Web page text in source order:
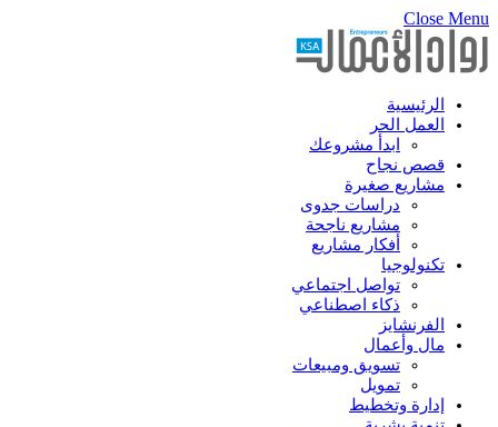
Close Menu
الرئيسية
العمل الحر
ابدأ مشروعك
قصص نجاح
مشاريع صغيرة
دراسات جدوى
مشاريع ناجحة
أفكار مشاريع
تكنولوجيا
تواصل اجتماعي
ذكاء اصطناعي
الفرنشايز
مال وأعمال
تسويق ومبيعات
تمويل
إدارة وتخطيط